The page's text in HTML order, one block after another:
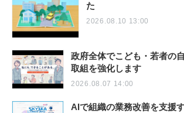
た
2026.08.10 13:00
政府全体でこども・若者の
取組を強化します
2026.08.07 14:00
AIで組織の業務改善を支援